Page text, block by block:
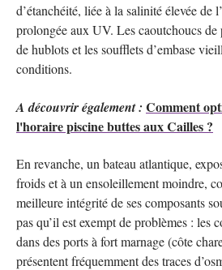
d’étanchéité, liée à la salinité élevée de
prolongée aux UV. Les caoutchoucs de
de hublots et les soufflets d’embase
conditions.
A découvrir également : Comment
l'horaire piscine buttes aux Cailles ?
En revanche, un bateau atlantique,
froids et à un ensoleillement moindre,
meilleure intégrité de ses composants
pas qu’il est exempt de problèmes : les
dans des ports à fort marnage (côte
présentent fréquemment des traces